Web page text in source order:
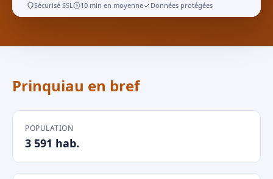
Sécurisé SSL 10 min en moyenne Données protégées
Prinquiau en bref
POPULATION
3 591 hab.